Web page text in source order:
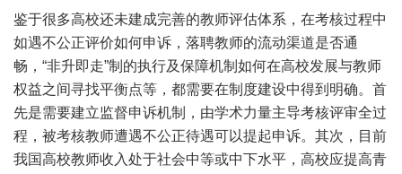
鉴于很多高校还未建成完善的教师评估体系，在考核过程中
如遇不公正评价如何申诉，落聘教师的流动渠道是否通
畅，“非升即走”制的执行及保障机制如何在高校发展与教师
权益之间寻找平衡点等，都需要在制度建设中得到明确。首
先是需要建立监督申诉机制，由学术力量主导考核评审全过
程，被考核教师遭遇不公正待遇可以提起申诉。其次，目前
我国高校教师收入处于社会中等或中下水平，高校应提高青